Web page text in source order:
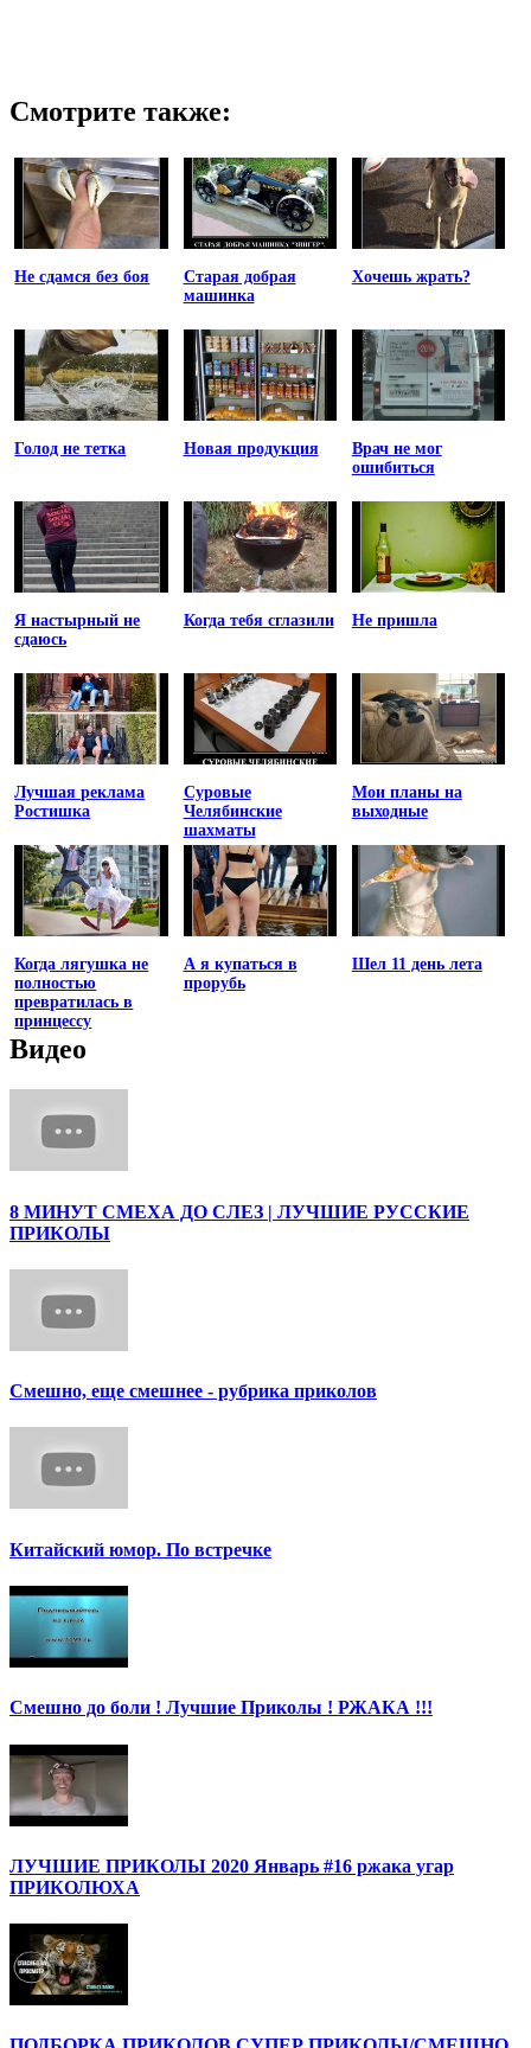
Смотрите также:
Не сдамся без боя
Старая добрая
машинка
Хочешь жрать?
Голод не тетка Новая продукция
Врач не мог
ошибиться
Я настырный не
сдаюсь
Когда тебя сглазили Не пришла
Лучшая реклама
Ростишка
Суровые
Челябинские
шахматы
Мои планы на
выходные
Когда лягушка не
полностью
превратилась в
принцессу
А я купаться в
прорубь
Шел 11 день лета
Видео
8 МИНУТ СМЕХА ДО СЛЕЗ | ЛУЧШИЕ РУССКИЕ
ПРИКОЛЫ
Смешно, еще смешнее - рубрика приколов
Китайский юмор. По встречке
Смешно до боли ! Лучшие Приколы ! РЖАКА !!!
ЛУЧШИЕ ПРИКОЛЫ 2020 Январь #16 ржака угар
ПРИКОЛЮХА